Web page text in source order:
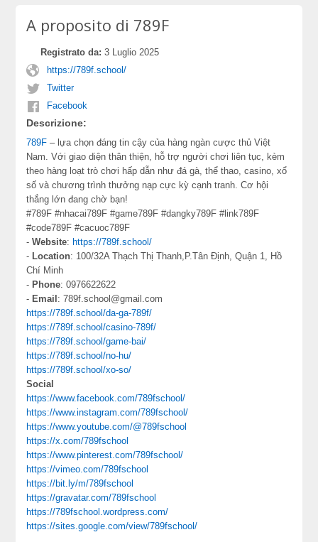
A proposito di 789F
Registrato da: 3 Luglio 2025
https://789f.school/
Twitter
Facebook
Descrizione:
789F – lựa chọn đáng tin cậy của hàng ngàn cược thủ Việt
Nam. Với giao diện thân thiện, hỗ trợ người chơi liên tục, kèm
theo hàng loạt trò chơi hấp dẫn như đá gà, thể thao, casino, xổ
số và chương trình thưởng nạp cực kỳ cạnh tranh. Cơ hội
thắng lớn đang chờ bạn!
#789F #nhacai789F #game789F #dangky789F #link789F
#code789F #cacuoc789F
-Website: https://789f.school/
- Location: 100/32A Thạch Thị Thanh,P.Tân Định, Quận 1, Hồ
Chí Minh
- Phone: 0976622622
- Email : 789f.school@gmail.com
https://789f.school/da-ga-789f/
https://789f.school/casino-789f/
https://789f.school/game-bai/
https://789f.school/no-hu/
https://789f.school/xo-so/
Social
https://www.facebook.com/789fschool/
https://www.instagram.com/789fschool/
https://www.youtube.com/@789fschool
https://x.com/789fschool
https://www.pinterest.com/789fschool/
https://vimeo.com/789fschool
https://bit.ly/m/789fschool
https://gravatar.com/789fschool
https://789fschool.wordpress.com/
https://sites.google.com/view/789fschool/